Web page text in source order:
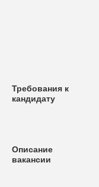
Требования к
кандидату
Описание
вакансии